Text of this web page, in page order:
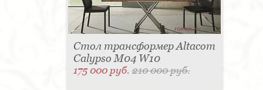
Стол трансформер Altacom
Calypso M04 W10
175 000 руб.210 000 руб.